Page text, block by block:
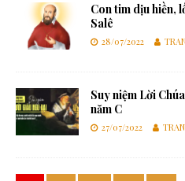
Con tim dịu hiền,
Salê
28/07/2022
Suy niệm Lời
năm C
27/07/2022